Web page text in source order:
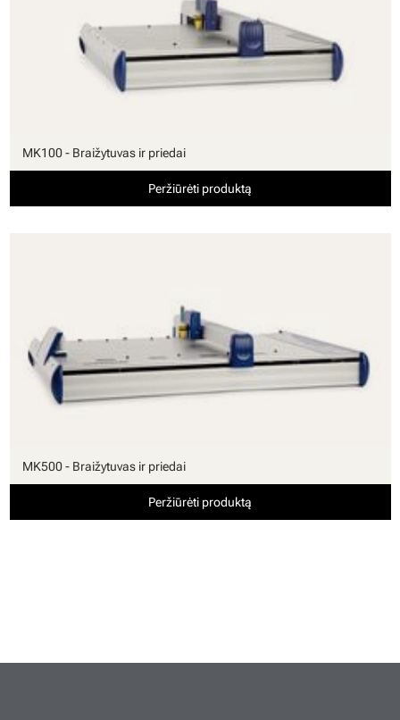
MK100 - Braižytuvas ir priedai
Peržiūrėti produktą
MK500 - Braižytuvas ir priedai
Peržiūrėti produktą